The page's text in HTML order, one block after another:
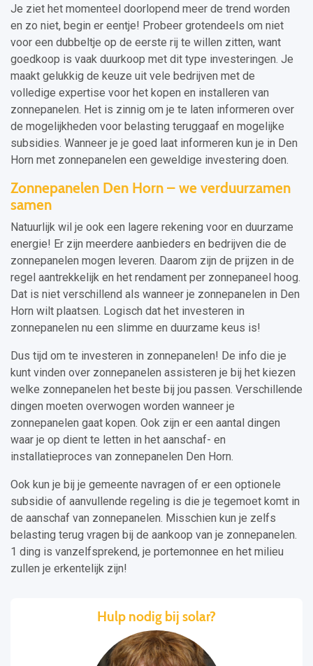
Je ziet het momenteel doorlopend meer de trend worden
en zo niet, begin er eentje! Probeer grotendeels om niet
voor een dubbeltje op de eerste rij te willen zitten, want
goedkoop is vaak duurkoop met dit type investeringen. Je
maakt gelukkig de keuze uit vele bedrijven met de
volledige expertise voor het kopen en installeren van
zonnepanelen. Het is zinnig om je te laten informeren over
de mogelijkheden voor belasting teruggaaf en mogelijke
subsidies. Wanneer je je goed laat informeren kun je in Den
Horn met zonnepanelen een geweldige investering doen.
Zonnepanelen Den Horn – we verduurzamen
samen
Natuurlijk wil je ook een lagere rekening voor en duurzame
energie! Er zijn meerdere aanbieders en bedrijven die de
zonnepanelen mogen leveren. Daarom zijn de prijzen in de
regel aantrekkelijk en het rendament per zonnepaneel hoog.
Dat is niet verschillend als wanneer je zonnepanelen in Den
Horn wilt plaatsen. Logisch dat het investeren in
zonnepanelen nu een slimme en duurzame keus is!
Dus tijd om te investeren in zonnepanelen! De info die je
kunt vinden over zonnepanelen assisteren je bij het kiezen
welke zonnepanelen het beste bij jou passen. Verschillende
dingen moeten overwogen worden wanneer je
zonnepanelen gaat kopen. Ook zijn er een aantal dingen
waar je op dient te letten in het aanschaf- en
installatieproces van zonnepanelen Den Horn.
Ook kun je bij je gemeente navragen of er een optionele
subsidie of aanvullende regeling is die je tegemoet komt in
de aanschaf van zonnepanelen. Misschien kun je zelfs
belasting terug vragen bij de aankoop van je zonnepanelen.
1 ding is vanzelfsprekend, je portemonnee en het milieu
zullen je erkentelijk zijn!
Hulp nodig bij solar?